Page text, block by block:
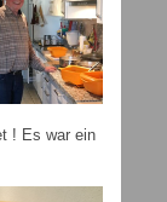
! Es war ein